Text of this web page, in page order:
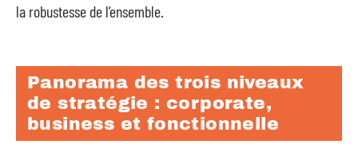
la robustesse de l’ensemble.
Panorama des trois niveaux
de stratégie : corporate,
business et fonctionnelle